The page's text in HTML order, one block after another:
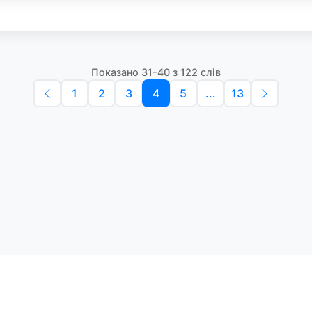
Показано 31-40 з 122 слів
1 2 3 4 5 ... 13